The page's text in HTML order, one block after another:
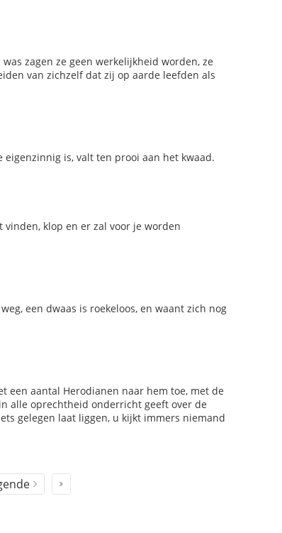
zagen ze geen werkelijkheid worden, ze
van zichzelf dat zij op aarde leefden als
eigenzinnig is, valt ten prooi aan het kwaad.
vinden, klop en er zal voor je worden
een dwaas is roekeloos, en waant zich nog
een aantal Herodianen naar hem toe, met de
alle oprechtheid onderricht geeft over de
gelegen laat liggen, u kijkt immers niemand